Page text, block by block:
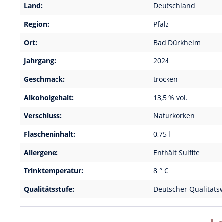
Land:
Deutschland
Region:
Pfalz
Ort:
Bad Dürkheim
Jahrgang:
2024
Geschmack:
trocken
Alkoholgehalt:
13,5 % vol.
Verschluss:
Naturkorken
Flascheninhalt:
0,75 l
Allergene:
Enthält Sulfite
Trinktemperatur:
8 ° C
Qualitätsstufe:
Deutscher